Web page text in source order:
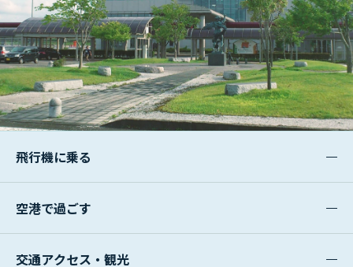
飛行機に乗る
空港で過ごす
交通アクセス・観光